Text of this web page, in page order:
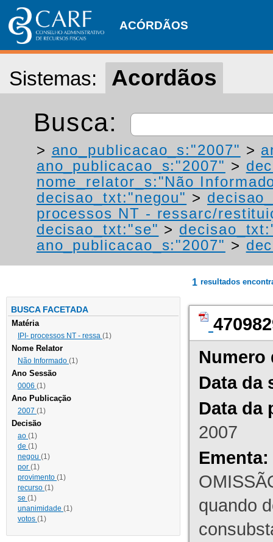
ACÓRDÃOS
Sistemas: Acordãos
Busca:
> ano_publicacao_s:"2007" >
ano_publicacao_s:"2007" >
nome_relator_s:"Não
decisao_txt:"negou" >
processos NT - ressarc/
decisao_txt:"se" >
ano_publicacao_s:"2007" >
BUSCA FACETADA
Matéria
IPI- processos NT - ressa (1)
Nome Relator
Não Informado (1)
Ano Sessão
0006 (1)
Ano Publicação
2007 (1)
Decisão
ao (1)
de (1)
negou (1)
por (1)
provimento (1)
recurso (1)
se (1)
unanimidade (1)
votos (1)
1 resultados
Numero
Data da
Data da
2007
Ementa:
quando